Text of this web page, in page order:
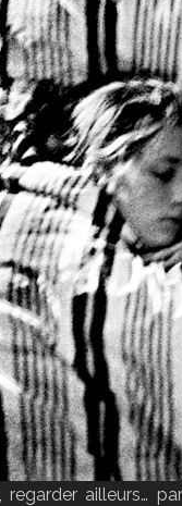
regarder ailleurs…